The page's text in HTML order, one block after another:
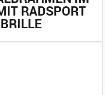
RADSPORT